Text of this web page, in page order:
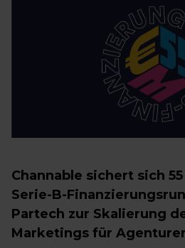
Channable sichert sich
Serie-B-
Partech zur Skalierung
Marketings für